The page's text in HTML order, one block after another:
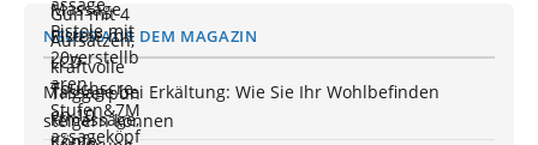
NEUES AUS DEM MAGAZIN
Massage bei Erkältung: Wie Sie Ihr Wohlbefinden
steigern können